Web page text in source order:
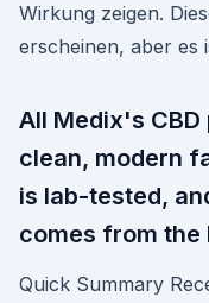
Wirkung zeigen.
erscheinen, aber es
All Medix's
clean, modern
is lab-tested,
comes from
Quick Summary